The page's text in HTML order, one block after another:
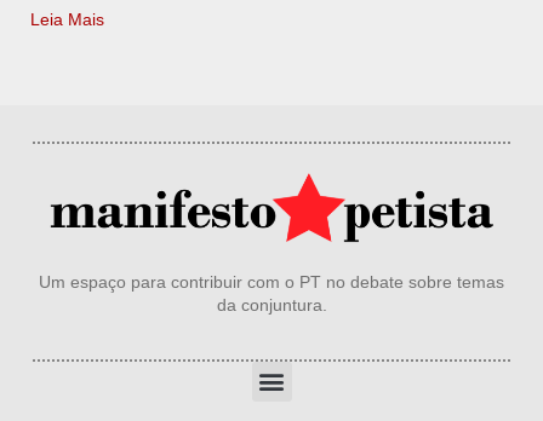
Leia Mais
Um espaço para contribuir com o PT no debate sobre temas
da conjuntura.